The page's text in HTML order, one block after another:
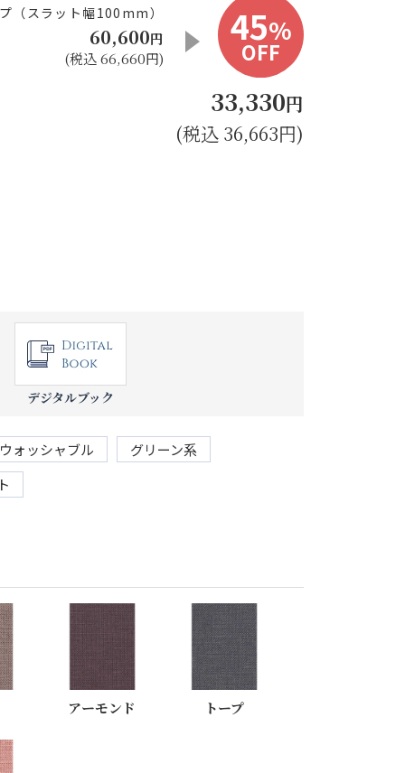
（スラット幅100mm）
60,600円
(税込 66,660円)
45%
OFF
33,330円
(税込 36,663円)
デジタルブック
ォッシャブル
グリーン系
アーモンド トープ